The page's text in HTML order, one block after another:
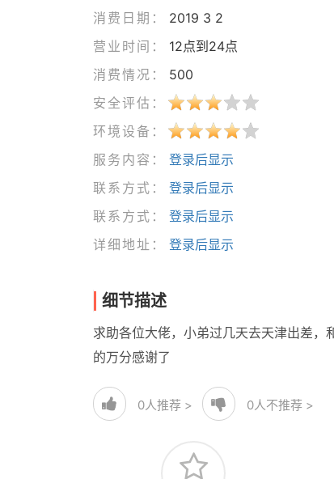
消费日期：
2019 3 2
营业时间：
12点到24点
消费情况：
500
安全评估：
环境设备：
服务内容：
登录后显示
联系方式：
登录后显示
联系方式：
登录后显示
详细地址：
登录后显示
细节描述
求助各位大佬，小弟过几天去天津出差
的万分感谢了
0人推荐 > 0人不推荐 >